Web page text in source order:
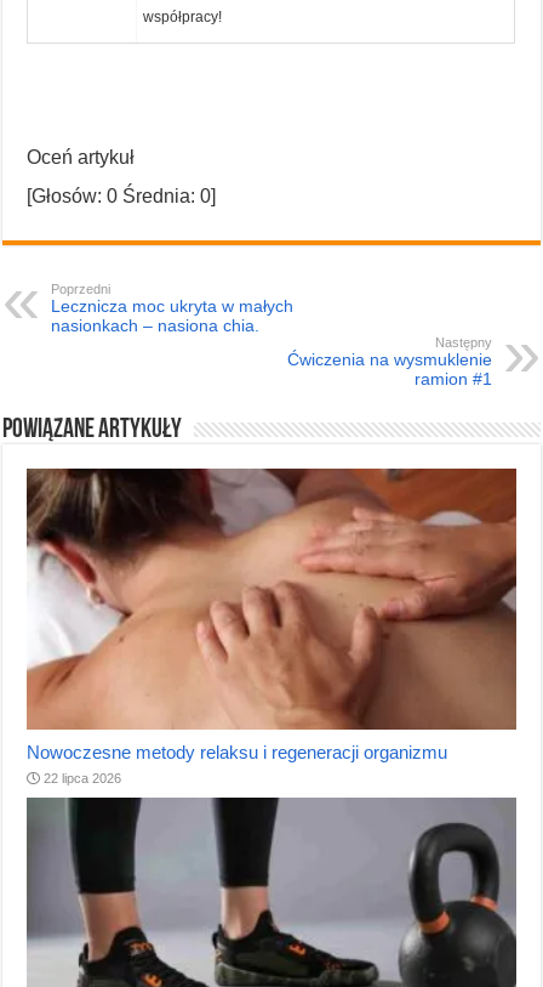
współpracy!
Oceń artykuł
[Głosów:0 Średnia:0]
Poprzedni
Lecznicza moc ukryta w małych
nasionkach – nasiona chia.
Następny
Ćwiczenia na wysmuklenie
ramion #1
Powiązane artykuły
Nowoczesne metody relaksu i regeneracji organizmu
22 lipca 2026